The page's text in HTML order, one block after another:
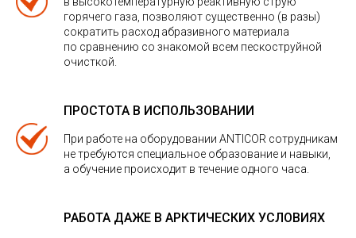
горячего газа, позволяют существенно (в разы)
сократить расход абразивного материала
по сравнению со знакомой всем пескоструйной
очисткой.
ПРОСТОТА В ИСПОЛЬЗОВАНИИ
При работе на оборудовании ANTICOR сотрудникам
не требуются специальное образование и навыки,
а обучение происходит в течение одного часа.
РАБОТА ДАЖЕ В АРКТИЧЕСКИХ УСЛОВИЯХ